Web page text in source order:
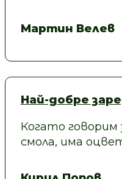
Мартин Велев
Най-добре
Когато говорим
смола, има